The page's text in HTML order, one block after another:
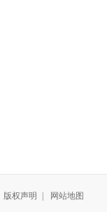
版权声明 | 网站地图